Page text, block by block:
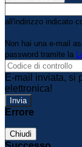
all'indirizzo indicato
Non hai una e-mail
password tramite la
E-mail inviata, si
elettronica!
Errore
Chiudi